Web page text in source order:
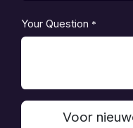
Your Question *
Voor